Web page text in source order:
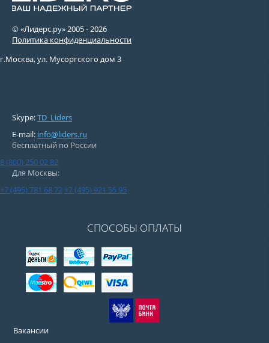
© «Лидерс.ру» 2005 -2026
Политика конфиденциальности
г.Москва, ул. Мусоргского дом 3
Skype:TD_Liders
E-mail: info@liders.ru
бесплатный по России
8 (800) 250 02 82
Для Москвы:
+7 (495) 781 68 72+7 (495) 921 55 95
СПОСОБЫ ОПЛАТЫ
Вакансии